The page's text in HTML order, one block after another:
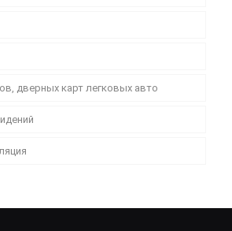
дверных карт легковых авто